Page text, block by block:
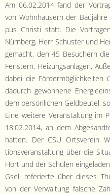
Am 06.02.2014 fand der
von Wohn­häusern der
pus Christi statt. Die
Nürn­berg, Herr Schus­ter und
gemacht, den 45 Besuch­ern
Fen­stern, Heizungsan­la­gen,
dabei die För­der­möglichkeit­en
dadurch gewonnene
dem per­sön­lichen Geld­beu­tel,
Eine weit­ere Ver­anstal­tung im
18.02.2014, an dem
hat­ten. Der CSU Ortsvere­in
tionsver­anstal­tung über die
Hort und der Schulen
Gsell referierte über dieses
von der Ver­wal­tung falsche